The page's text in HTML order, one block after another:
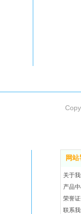
网站
关于
产品
荣誉
联系